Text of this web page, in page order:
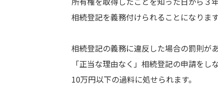
相続登記を義務付けられることになりま
相続登記の義務に違反した場合の罰則が
「正当な理由なく」相続登記の申請をし
10万円以下の過料に処せられます。